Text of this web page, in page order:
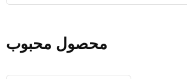
محصول محبوب